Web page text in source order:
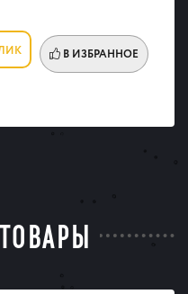
В ИЗБРАННОЕ